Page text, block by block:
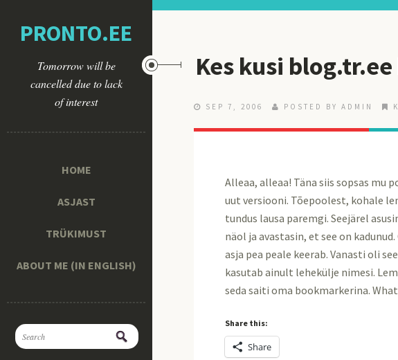
PRONTO.EE
Tomorrow will be
cancelled due to lack
of interest
HOME
ASJAST
TRÜKIMUST
ABOUT ME (IN ENGLISH)
Kes kusi
SEP 7, 2006 POSTED BY ADMIN
Alleaa, alleaa! Täna siis sopsas
uut versiooni. Tõepoolest, kohale
tundus lausa paremgi. Seejärel
näol ja avastasin, et see on
asja pea peale keerab. Vanasti oli
kasutab ainult lehekülje nimesi.
seda saiti oma bookmarkerina.
Share this:
Share